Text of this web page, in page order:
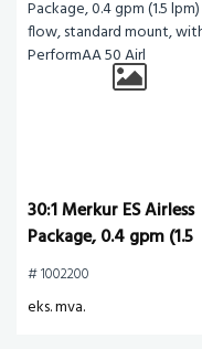
30:1 Merkur ES Airless
Package, 0.4 gpm (1.5
lpm) fluid flow,
50 Airl
# 1002200
eks. mva.